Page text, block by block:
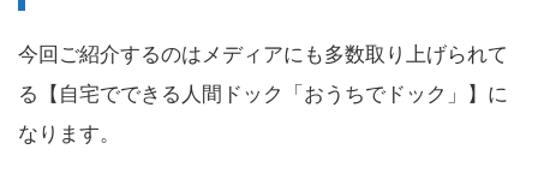
今回ご紹介するのはメディアにも多数取り上げられて
る【自宅でできる人間ドック「おうちでドック」】に
なります。